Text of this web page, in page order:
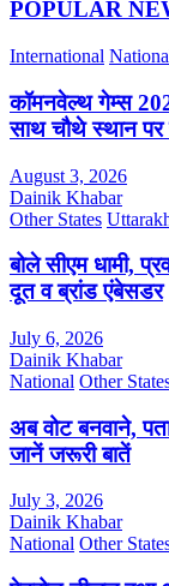
POPULAR
International
कॉमनवेल्थ गेम्स
साथ चौथे स्थान पर
August 3, 2026
Dainik Khabar
Other States
बोले सीएम धामी,
दूत व ब्रांड एंबेसडर
July 6, 2026
Dainik Khabar
National Other
अब वोट बनवाने,
जानें जरूरी बातें
July 3, 2026
Dainik Khabar
National Other